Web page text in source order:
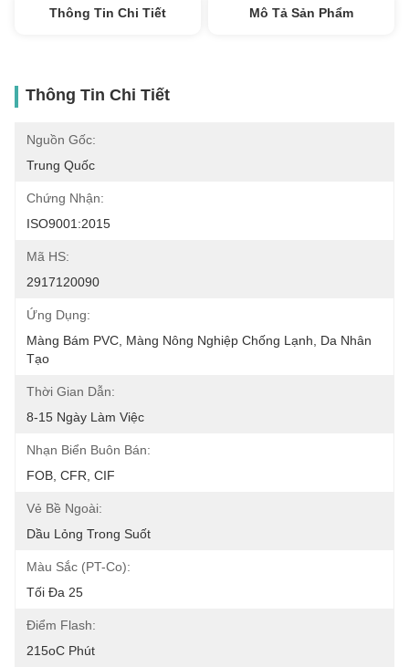
Thông Tin Chi Tiết Mô Tả Sản Phẩm
Thông Tin Chi Tiết
Nguồn Gốc:
Trung Quốc
Chứng Nhận:
ISO9001:2015
Mã HS:
2917120090
Ứng Dụng:
Màng Bám PVC, Màng Nông Nghiệp Chống Lạnh, Da Nhân
Tạo
Thời Gian Dẫn:
8-15 Ngày Làm Việc
Nhạn Biển Buôn Bán:
FOB, CFR, CIF
Vẻ Bề Ngoài:
Dầu Lỏng Trong Suốt
Màu Sắc (PT-Co):
Tối Đa 25
Điểm Flash:
215oC Phút